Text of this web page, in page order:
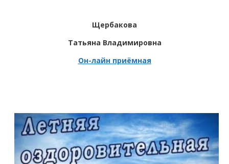
Щербакова
Татьяна Владимировна
Он-лайн приёмная